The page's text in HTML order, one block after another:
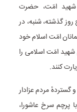
شهید امّت، حضرت
گذشته، شنبه، در
امّت اسلام خود
شهید امّت اسلامی را
کنند.
گستردهٔ مردم عزادار
پرچم سرخ عاشورا،